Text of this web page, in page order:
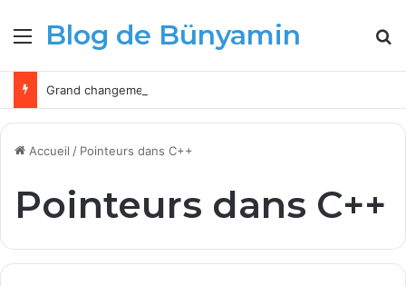
Menu
Blog de Bünyamin
Accueil / Pointeurs dans C++
Pointeurs dans C++